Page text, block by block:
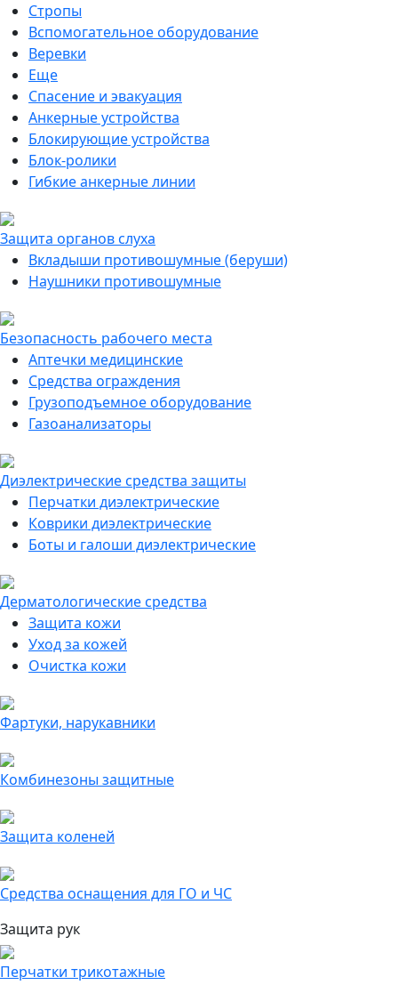
Стропы
Вспомогательное оборудование
Веревки
Еще
Спасение и эвакуация
Анкерные устройства
Блокирующие устройства
Блок-ролики
Гибкие анкерные линии
Защита органов слуха
Вкладыши противошумные (беруши)
Наушники противошумные
Безопасность рабочего места
Аптечки медицинские
Средства ограждения
Грузоподъемное оборудование
Газоанализаторы
Диэлектрические средства защиты
Перчатки диэлектрические
Коврики диэлектрические
Боты и галоши диэлектрические
Дерматологические средства
Защита кожи
Уход за кожей
Очистка кожи
Фартуки, нарукавники
Комбинезоны защитные
Защита коленей
Средства оснащения для ГО и ЧС
Защита рук
Перчатки трикотажные